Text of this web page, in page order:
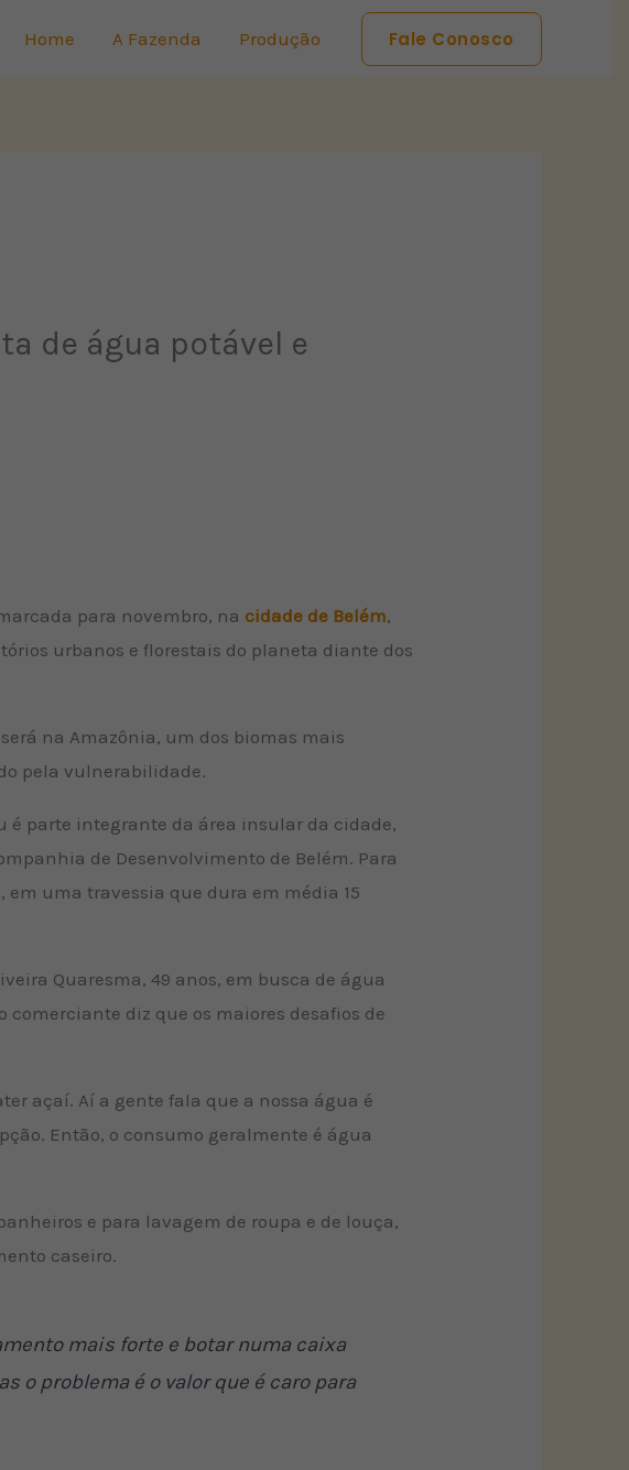
Home A Fazenda Produção Fale Conosco
de água potável e
para novembro, na cidade de Belém,
urbanos e florestais do planeta diante dos
na Amazônia, um dos biomas mais
pela vulnerabilidade.
é parte integrante da área insular da cidade,
de Desenvolvimento de Belém. Para
uma travessia que dura em média 15
Quaresma, 49 anos, em busca de água
diz que os maiores desafios de
açaí. Aí a gente fala que a nossa água é
Então, o consumo geralmente é água
e para lavagem de roupa e de louça,
caseiro.
mais forte e botar numa caixa
o problema é o valor que é caro para